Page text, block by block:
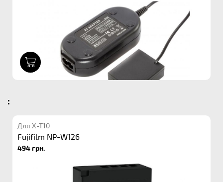
:
Для X-T10
Fujifilm NP-W126
494 грн.